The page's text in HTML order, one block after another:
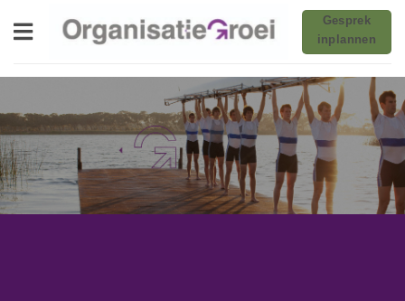
naar
Gesprek
inplannen